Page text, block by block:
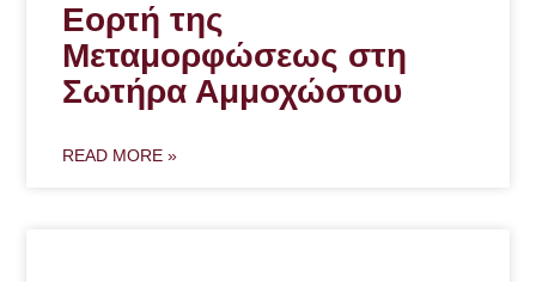
Εορτή της
Μεταμορφώσεως στη
Σωτήρα Αμμοχώστου
READ MORE »